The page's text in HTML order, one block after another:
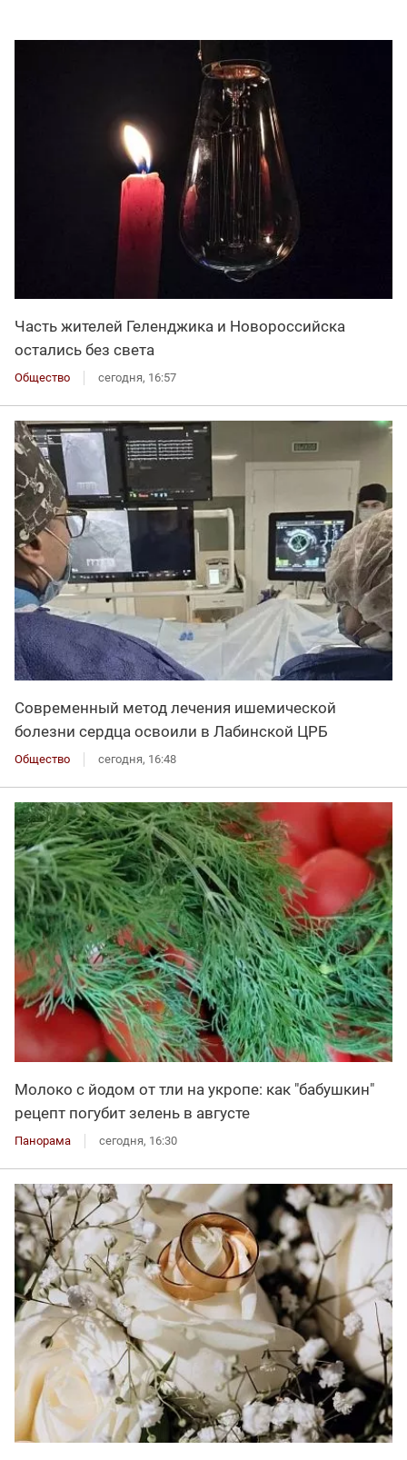
Часть жителей Геленджика и Новороссийска
остались без света
Общество сегодня, 16:57
Современный метод лечения ишемической
болезни сердца освоили в Лабинской ЦРБ
Общество сегодня, 16:48
Молоко с йодом от тли на укропе: как "бабушкин"
рецепт погубит зелень в августе
Панорама сегодня, 16:30